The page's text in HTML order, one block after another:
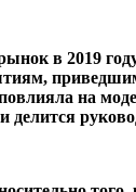
в 2019
на
делится